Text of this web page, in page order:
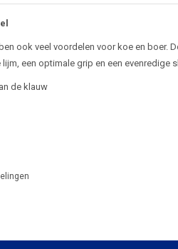
ook veel voordelen voor koe en
een optimale grip en een evenredige
de klauw